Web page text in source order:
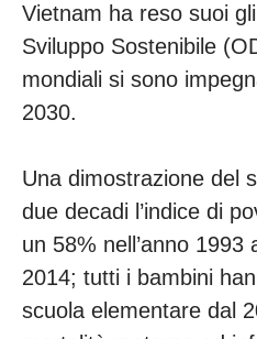
Vietnam ha reso suoi
Sviluppo Sostenibile
mondiali si sono
2030.
Una dimostrazione del
due decadi l’indice di
un 58% nell’anno 1993
2014; tutti i bambini
scuola elementare dal